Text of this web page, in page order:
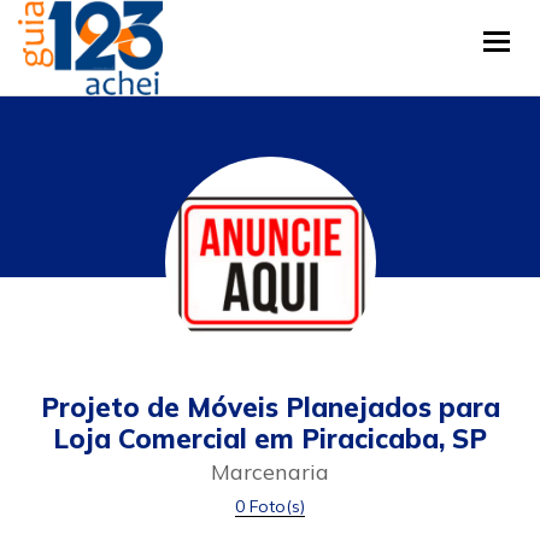
Projeto de Móveis Planejados para
Loja Comercial em Piracicaba, SP
Marcenaria
0 Foto(s)